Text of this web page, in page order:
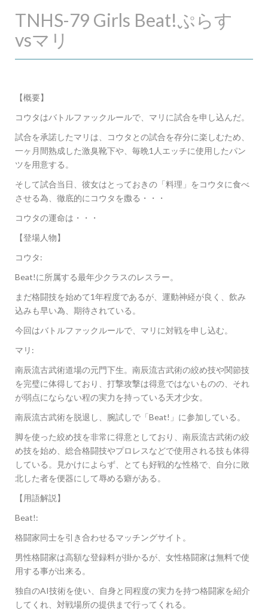
TNHS-79 Girls Beat!ぷらす
vsマリ
【概要】
コウタはバトルファックルールで、マリに試合を申し込んだ。
試合を承諾したマリは、コウタとの試合を存分に楽しむため、
一ヶ月間熟成した激臭靴下や、毎晩1人エッチに使用したパン
ツを用意する。
そして試合当日、彼女はとっておきの「料理」をコウタに食べ
させる為、徹底的にコウタを嫐る・・・
コウタの運命は・・・
【登場人物】
コウタ:
Beat!に所属する最年少クラスのレスラー。
まだ格闘技を始めて1年程度であるが、運動神経が良く、飲み
込みも早い為、期待されている。
今回はバトルファックルールで、マリに対戦を申し込む。
マリ:
南辰流古武術道場の元門下生。南辰流古武術の絞め技や関節技
を完璧に体得しており、打撃攻撃は得意ではないものの、それ
が弱点にならない程の実力を持っている天才少女。
南辰流古武術を脱退し、腕試しで「Beat!」に参加している。
脚を使った絞め技を非常に得意としており、南辰流古武術の絞
め技を始め、総合格闘技やプロレスなどで使用される技も体得
している。見かけによらず、とても好戦的な性格で、自分に敗
北した者を便器にして辱める癖がある。
【用語解説】
Beat!:
格闘家同士を引き合わせるマッチングサイト。
男性格闘家は高額な登録料が掛かるが、女性格闘家は無料で使
用する事が出来る。
独自のAI技術を使い、自身と同程度の実力を持つ格闘家を紹介
してくれ、対戦場所の提供まで行ってくれる。